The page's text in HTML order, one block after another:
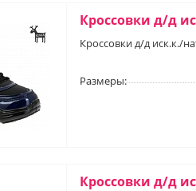
Кроссовки д/д
Кроссовки д/д иск.к./
Размеры:
Кроссовки д/д